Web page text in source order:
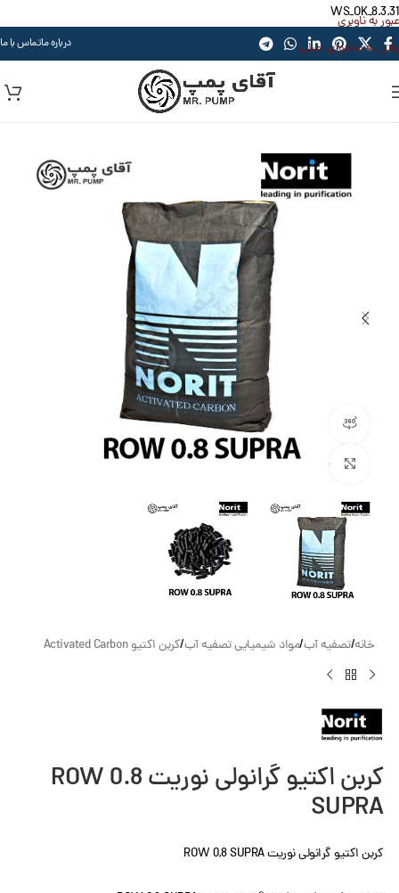
WS_OK_8.3.31
عبور به ناوبری
رفتن به محتوای اصلی
درباره ماتماس با ما
بزرگنمایی تصویر
خانه/تصفیه آب/مواد شیمیایی تصفیه آب/کربن اکتیو Activated Carbon
کربن اکتیو گرانولی نوریت ROW 0.8
SUPRA
کربن اکتیو گرانولی نوریت ROW 0,8 SUPRA